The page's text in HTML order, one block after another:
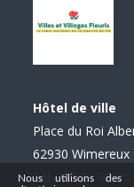
Hôtel de ville
Place du Roi
62930 Wimereux
Tél. : 03 21 99 85
Nous utilisons des